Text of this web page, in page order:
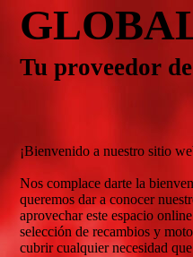
Tu proveedor
¡Bienvenido a nuestro sitio
Nos complace darte la
queremos dar a conocer
aprovechar este espacio
selección de recambios y
cubrir cualquier necesidad